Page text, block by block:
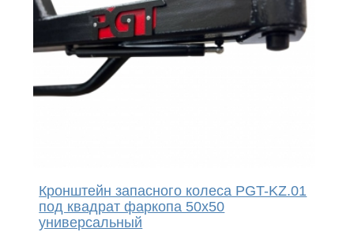
Кронштейн запасного колеса PGT-KZ.01
под квадрат фаркопа 50х50
универсальный